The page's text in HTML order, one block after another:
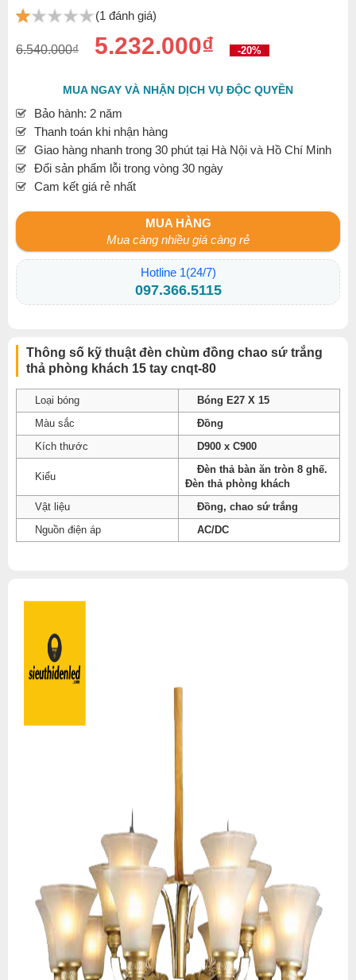
(1 đánh giá)
6.540.000₫ 5.232.000₫ -20%
MUA NGAY VÀ NHẬN DỊCH VỤ ĐỘC QUYỀN
Bảo hành: 2 năm
Thanh toán khi nhận hàng
Giao hàng nhanh trong 30 phút tại Hà Nội và Hồ Chí Minh
Đổi sản phẩm lỗi trong vòng 30 ngày
Cam kết giá rẻ nhất
MUA HÀNG
Mua càng nhiều giá càng rẻ
Hotline 1(24/7)
097.366.5115
Thông số kỹ thuật đèn chùm đồng chao sứ trắng
thả phòng khách 15 tay cnqt-80
Loại bóng
Bóng E27 X 15
Màu sắc
Đồng
Kích thước
D900 x C900
Kiểu
Đèn thả bàn ăn tròn 8 ghế.
Đèn thả phòng khách
Vật liệu
Đồng, chao sứ trắng
Nguồn điện áp
AC/DC